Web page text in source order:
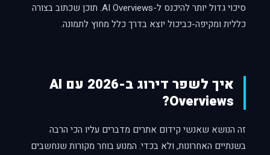
סיכוי גדול יותר להיכנס ל-AI Overviews. תוכן שכתוב בצורה
כללית ומקיפה-כביכול יוצא בדרך כלל מחוץ לתמונה.
איך לשפר דירוג ב-2026 עם AI
Overviews?
זה הנושא שאנשי קידום אתרים מדברים עליו הכי הרבה
בשנתיים האחרונות, ולא בכדי. המנוע בוחר מקורות שנחשבים